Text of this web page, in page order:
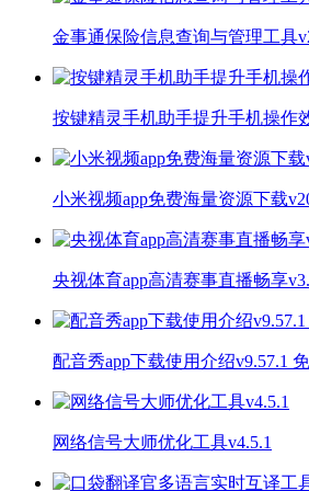
金事通保险信息查询与管理工具
按键精灵手机助手提升手机操作
小米视频app免费海量资源下载
央视体育app高清赛事直播畅享
配音秀app下载使用介绍v9.57.1
网络信号大师优化工具v4.5.1